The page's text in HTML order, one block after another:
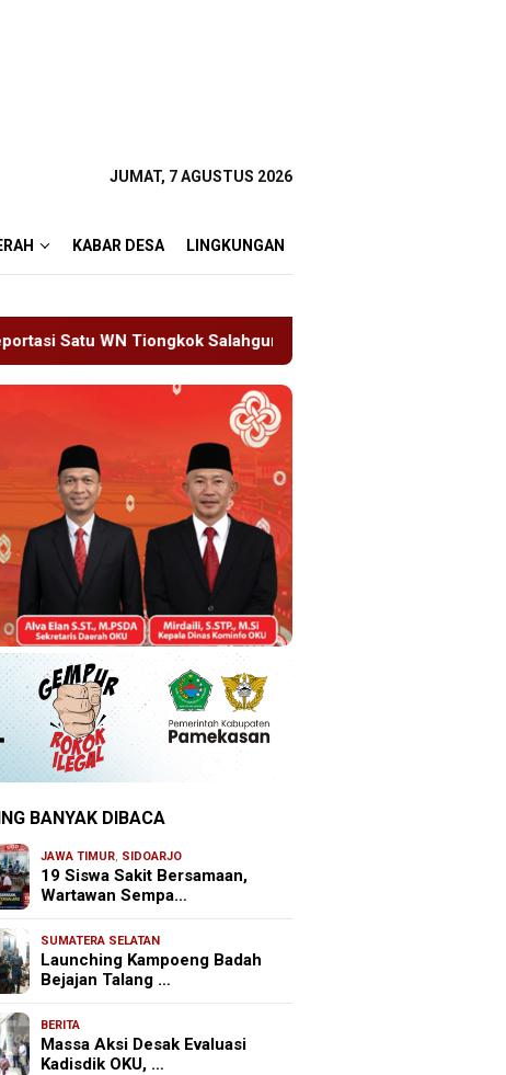
JUMAT, 7 AGUSTUS 2026
KABAR DESA LINGKUNGAN
Ijin Tinggal 19 Siswa Sakit Bersamaan,
BANYAK DIBACA
JAWA TIMUR, SIDOARJO
19 Siswa Sakit Bersamaan,
Wartawan Sempa…
SUMATERA SELATAN
Launching Kampoeng Badah
Bejajan Talang …
BERITA
Massa Aksi Desak Evaluasi
Kadisdik OKU, …